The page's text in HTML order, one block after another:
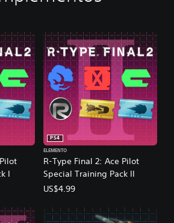
I
R-Type Final 2: Ace Pilot
Special Training Pack II
PS4
ELEMENTO
US$4.99